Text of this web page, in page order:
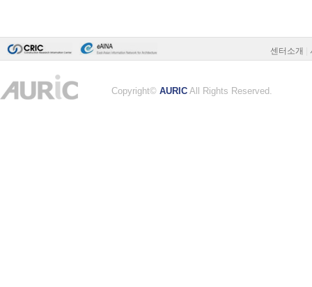
센터소개
Copyright© AURIC All Rights Reserved.